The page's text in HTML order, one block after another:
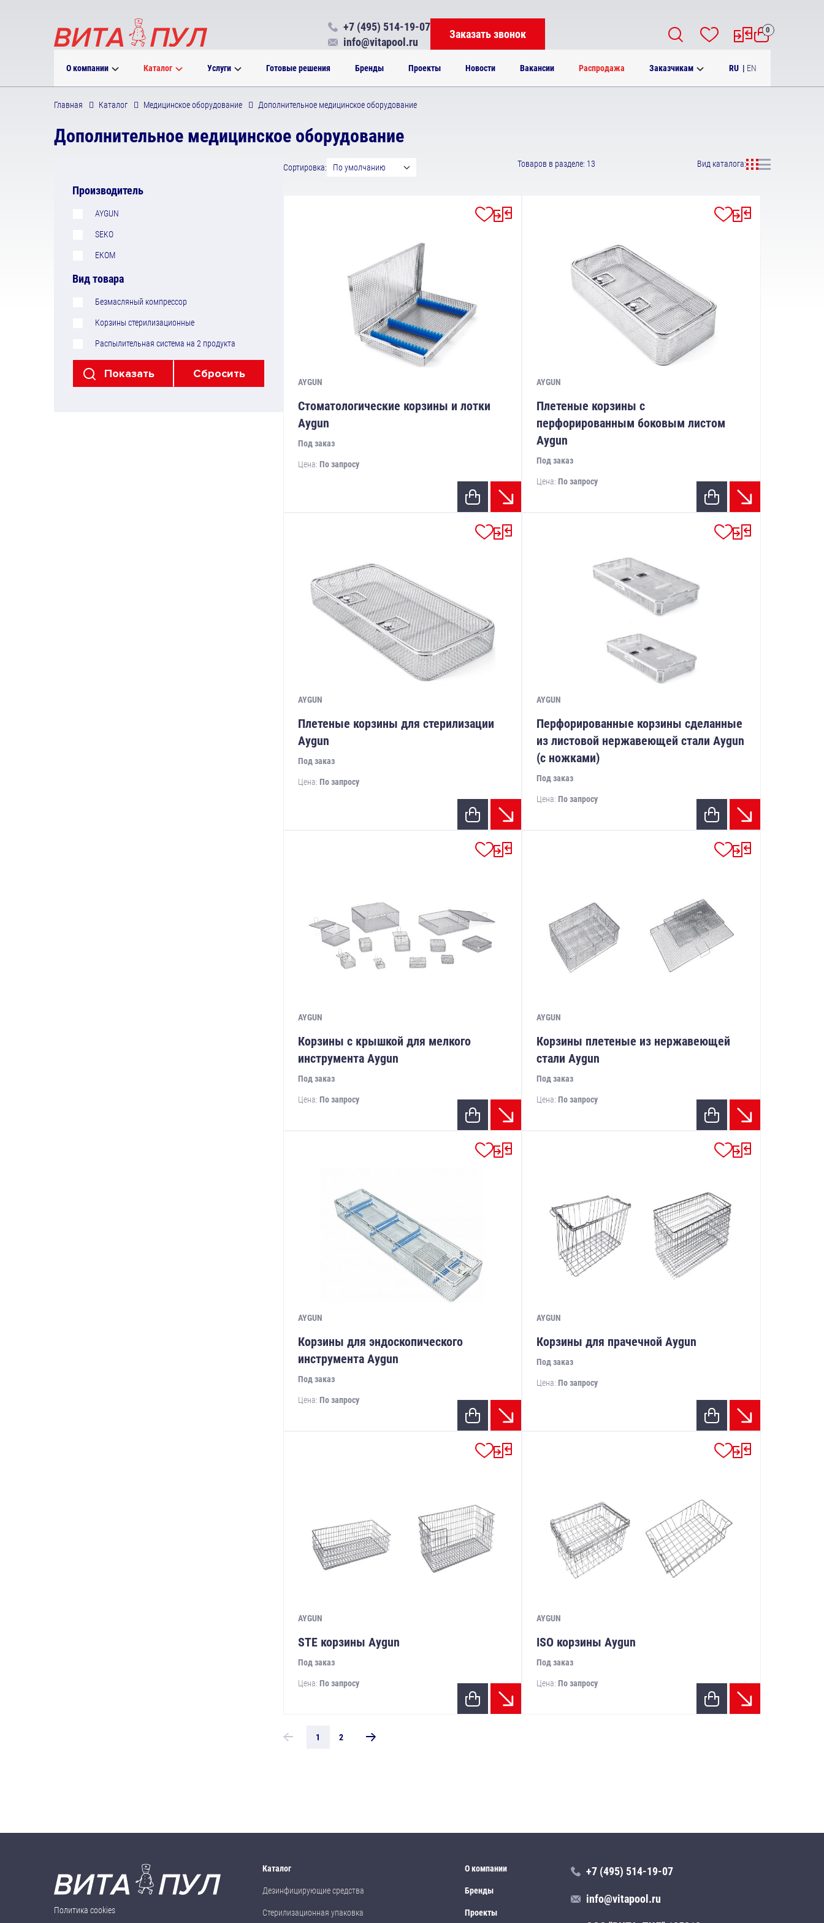
О компании Каталог Услуги Готовые решения Бренды Проекты Новости Вакансии Распродажа Заказчикам RU | EN
+7 (495) 514-19-07
info@vitapool.ru
Заказать звонок 0
Главная Каталог Медицинское оборудование Дополнительное медицинское оборудование
Дополнительное медицинское оборудование
Производитель
AYGUN
SEKO
ЕКОМ
Вид товара
Безмасляный компрессор
Корзины стерилизационные
Распылительная система на 2 продукта
Сортировка: По умолчанию Товаров в разделе: 13 Вид каталога:
AYGUN
Стоматологические корзины и лотки
Aygun
Под заказ
Цена: По запросу
AYGUN
Плетеные корзины с
перфорированным боковым листом
Aygun
Под заказ
Цена: По запросу
AYGUN
Плетеные корзины для стерилизации
Aygun
Под заказ
Цена: По запросу
AYGUN
Перфорированные корзины сделанные
из листовой нержавеющей стали Aygun
(с ножками)
Под заказ
Цена: По запросу
AYGUN
Корзины с крышкой для мелкого
инструмента Aygun
Под заказ
Цена: По запросу
AYGUN
Корзины плетеные из нержавеющей
стали Aygun
Под заказ
Цена: По запросу
AYGUN
Корзины для эндоскопического
инструмента Aygun
Под заказ
Цена: По запросу
AYGUN
Корзины для прачечной Aygun
Под заказ
Цена: По запросу
AYGUN
STE корзины Aygun
Под заказ
Цена: По запросу
AYGUN
ISO корзины Aygun
Под заказ
Цена: По запросу
1 2
Политика cookies
Каталог
Дезинфицирующие средства
Стерилизационная упаковка
О компании
Бренды
Проекты
+7 (495) 514-19-07
info@vitapool.ru